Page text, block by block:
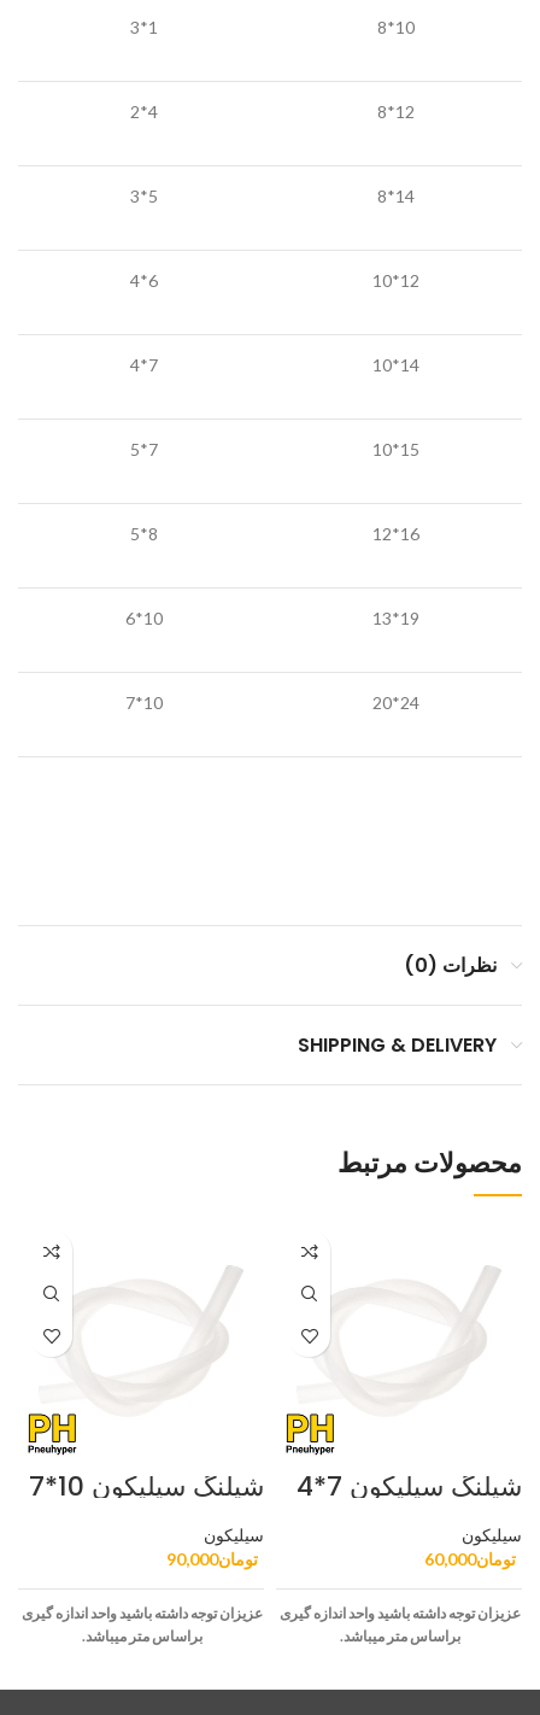
10*8
1*3
12*8
4*2
14*8
5*3
12*10
6*4
14*10
7*4
15*10
7*5
16*12
8*5
19*13
10*6
24*20
10*7
نظرات (0)
SHIPPING & DELIVERY
محصولات مرتبط
شیلنگ سیلیکون 7*4
سیلیکون
تومان60,000
عزیزان توجه داشته باشید واحد اندازه گیری
براساس متر میباشد.
شیلنگ سیلیکون 10*7
سیلیکون
تومان90,000
عزیزان توجه داشته باشید واحد اندازه گیری
براساس متر میباشد.